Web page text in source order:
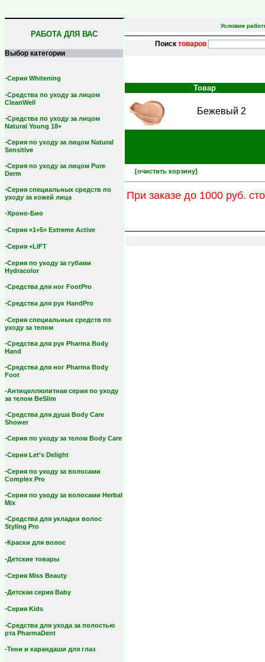
РАБОТА ДЛЯ ВАС
Выбор категории
-Серия Whitening
-Средства по уходу за лицом
CleanWell
-Средства по уходу за лицом
Natural Young 18+
-Серия по уходу за лицом Natural
Sensitive
-Серия по уходу за лицом Pure
Derm
-Серия специальных средств по
уходу за кожей лица
-Хроно-Био
-Серия «1+5» Extreme Active
-Серия +LIFT
-Серия по уходу за губами
Hydracolor
-Средства для ног FootPro
-Средства для рук HandPro
-Серия специальных средств по
уходу за телом
-Средства для рук Pharma Body
Hand
-Средства для ног Pharma Body
Foot
-Антицеллюлитная серия по уходу
за телом BeSlim
-Средства для душа Body Care
Shower
-Серия по уходу за телом Body Care
-Серия Let's Delight
-Серия по уходу за волосами
Complex Pro
-Серия по уходу за волосами Herbal
Mix
-Средства для укладки волос
Styling Pro
-Краски для волос
-Детские товары
-Серия Miss Beauty
-Детская серия Вaby
-Серия Kids
-Средства для ухода за полостью
рта PharmaDent
-Тени и карандаши для глаз
Условия
Поиск товаров
Товар
Бежевый 2
[очистить корзину]
При заказе до 1000 руб.